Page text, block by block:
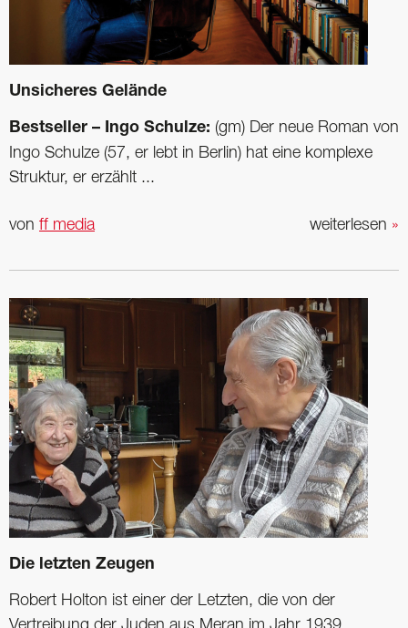
Unsicheres Gelände
Bestseller – Ingo Schulze: (gm) Der neue Roman von
Ingo Schulze (57, er lebt in Berlin) hat eine komplexe
Struktur, er erzählt ...
weiterlesen »
von ff media
Die letzten Zeugen
Robert Holton ist einer der Letzten, die von der